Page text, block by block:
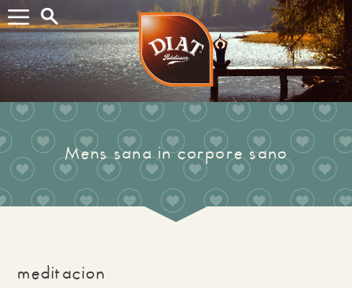
Buscar...
Mens sana in corpore sano
meditacion